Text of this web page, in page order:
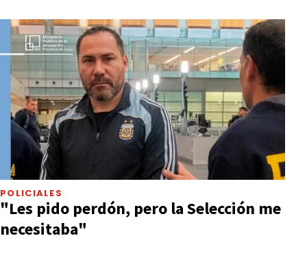
POLICIALES
"Les pido perdón, pero la Selección me
necesitaba"